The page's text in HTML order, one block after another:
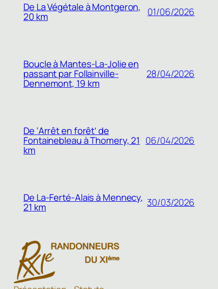
De La Végétale à Montgeron,
20 km 01/06/2026
Boucle à Mantes-La-Jolie en
passant par Follainville-
Dennemont, 19 km
28/04/2026
De ‘Arrêt en forêt’ de
Fontainebleau à Thomery, 21
km
06/04/2026
De La-Ferté-Alais à Mennecy,
21 km 30/03/2026